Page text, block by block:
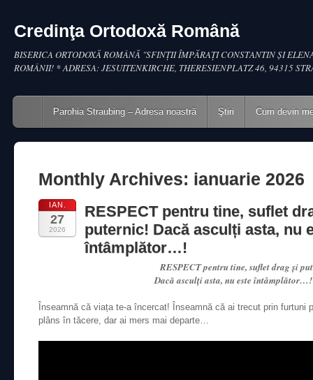
Credinţa Ortodoxă Română
BISERICA ORTODOXĂ ROMÂNĂ "SFINŢII ÎMPĂRAŢI CONSTANTIN ŞI
ROMÂNII! * ADRESA: JESUITENKIRCHE, THERESIENPLATZ 46, 94315
Main menu
Skip to content
Parohia Straubing – Adresa noastră Ştiri Cum devin
Monthly Archives: ianuarie 2026
IAN.
27
2026
RESPECT pentru tine, suflet
puternic! Dacă asculți asta, nu
întâmplător…!
RESPECT pentru tine, suflet drag și
Dacă asculți asta, nu este
Înseamnă că viața te-a încercat! Înseamnă că ai trecut prin furtuni
plâns în tăcere, dar ai mers mai departe…